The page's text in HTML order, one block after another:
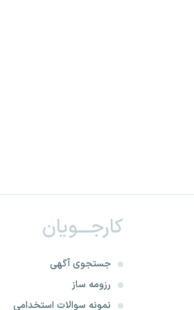
سیستان و بلوچستان
شهرکرد
شیراز
کارجـــویان
جستجوی آگهی
رزومه ساز
نمونه سوالات استخدامی